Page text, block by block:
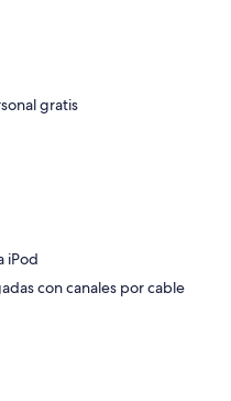
gratis
iPod
con canales por cable